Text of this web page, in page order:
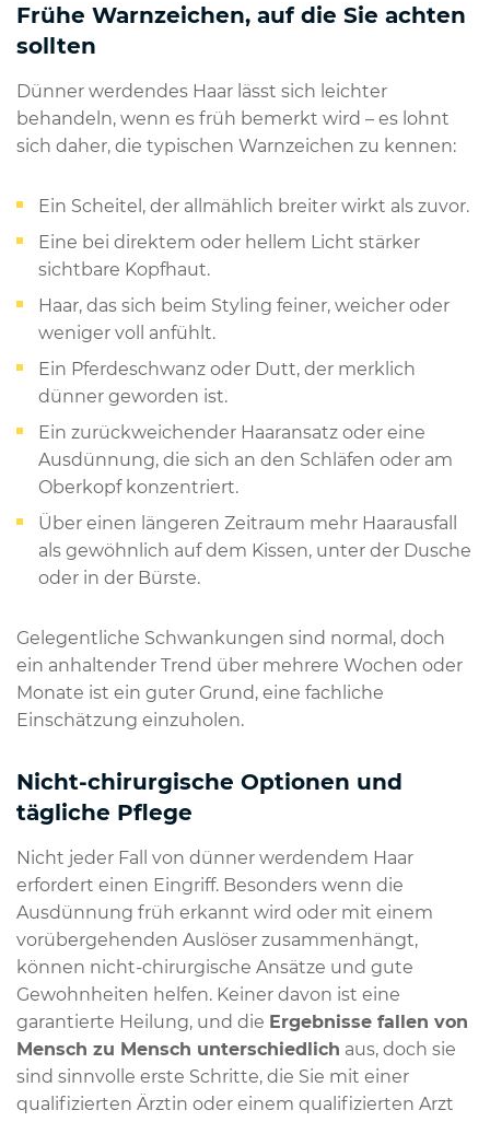
Frühe Warnzeichen, auf die Sie achten
sollten
Dünner werdendes Haar lässt sich leichter
behandeln, wenn es früh bemerkt wird – es lohnt
sich daher, die typischen Warnzeichen zu kennen:
Ein Scheitel, der allmählich breiter wirkt als zuvor.
Eine bei direktem oder hellem Licht stärker
sichtbare Kopfhaut.
Haar, das sich beim Styling feiner, weicher oder
weniger voll anfühlt.
Ein Pferdeschwanz oder Dutt, der merklich
dünner geworden ist.
Ein zurückweichender Haaransatz oder eine
Ausdünnung, die sich an den Schläfen oder am
Oberkopf konzentriert.
Über einen längeren Zeitraum mehr Haarausfall
als gewöhnlich auf dem Kissen, unter der Dusche
oder in der Bürste.
Gelegentliche Schwankungen sind normal, doch
ein anhaltender Trend über mehrere Wochen oder
Monate ist ein guter Grund, eine fachliche
Einschätzung einzuholen.
Nicht-chirurgische Optionen und
tägliche Pflege
Nicht jeder Fall von dünner werdendem Haar
erfordert einen Eingriff. Besonders wenn die
Ausdünnung früh erkannt wird oder mit einem
vorübergehenden Auslöser zusammenhängt,
können nicht-chirurgische Ansätze und gute
Gewohnheiten helfen. Keiner davon ist eine
garantierte Heilung, und die Ergebnisse fallen von
Mensch zu Mensch unterschiedlich aus, doch sie
sind sinnvolle erste Schritte, die Sie mit einer
qualifizierten Ärztin oder einem qualifizierten Arzt